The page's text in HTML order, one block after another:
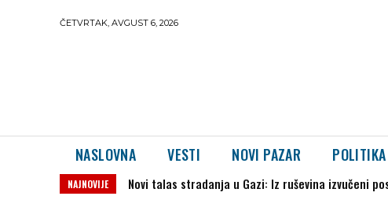
ČETVRTAK, AVGUST 6, 2026
NASLOVNA VESTI NOVI PAZAR POLITIKA
NAJNOVIJE Novi talas stradanja u Gazi: Iz ruševina izvučeni
RHMZ izdao novo upozorenje: Temperature do